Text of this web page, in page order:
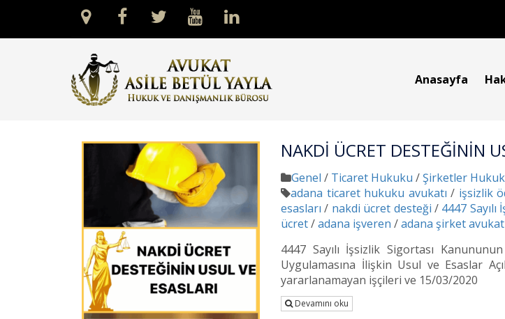
Anasayfa
NAKDİ ÜCRET DESTEĞİNİN
Genel / Ticaret Hukuku / Şirketler
adana ticaret hukuku avukatı / işsizlik
esasları / nakdi ücret desteği / 4447
ücret/adana işveren /adana şirket
4447 Sayılı İşsizlik Sigortası
Uygulamasına İlişkin Usul ve Esaslar
yararlanamayan işçileri ve 15/03/2020
Devamını oku